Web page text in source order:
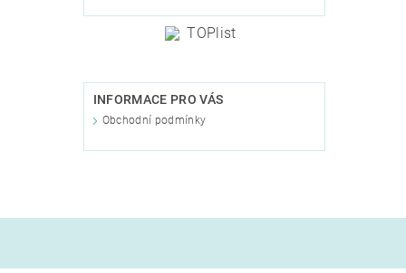
INFORMACE PRO VÁS
Obchodní podmínky